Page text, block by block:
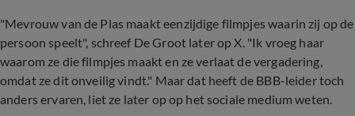
"Mevrouw van de Plas maakt eenzijdige filmpjes waarin zij op de
persoon speelt", schreef De Groot later op X. "Ik vroeg haar
waarom ze die filmpjes maakt en ze verlaat de vergadering,
omdat ze dit onveilig vindt." Maar dat heeft de BBB-leider toch
anders ervaren, liet ze later op op het sociale medium weten.